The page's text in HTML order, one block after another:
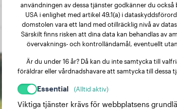
användningen av dessa tjänster godkänner du också
USA i enlighet med artikel 49.1(a) i
domstolen vara ett land med otillräcklig nivå av
Särskilt finns risken att dina data kan behandlas av
övervaknings- och kontrolländamål, eventuellt
Är du under 16 år? Då kan du inte samtycka till
föräldrar eller vårdnadshavare att samtycka till dessa
Essential (Alltid aktiv)
Viktiga tjänster krävs för webbplatsens